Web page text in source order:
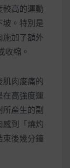
高的運動
坡。特別是
加了額外
收縮。
肉痠痛的
在高強度運
產生的副
到「燒灼
束後幾分鐘